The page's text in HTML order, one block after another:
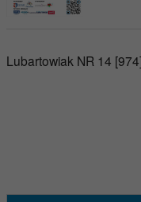
Lubartowiak NR 14